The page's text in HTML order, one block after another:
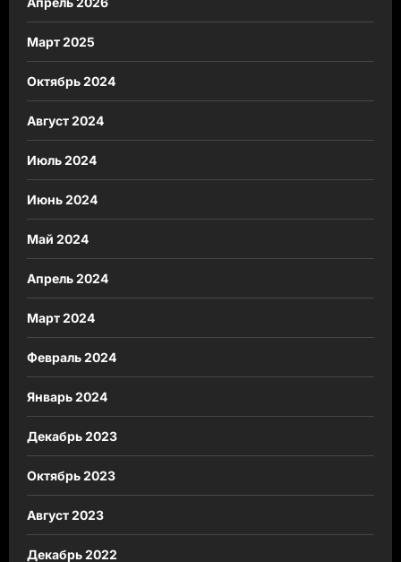
Март 2025
Октябрь 2024
Август 2024
Июль 2024
Июнь 2024
Май 2024
Апрель 2024
Март 2024
Февраль 2024
Январь 2024
Декабрь 2023
Октябрь 2023
Август 2023
Декабрь 2022